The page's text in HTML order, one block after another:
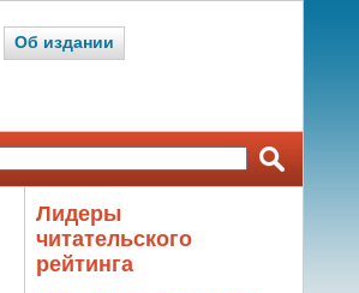
Об издании
Лидеры
читательского
рейтинга